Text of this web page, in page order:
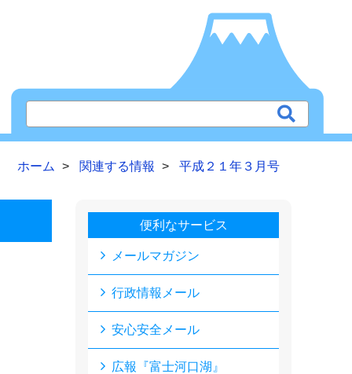
ホーム 関連する情報 平成２１年３月号
便利なサービス
メールマガジン
行政情報メール
安心安全メール
広報『富士河口湖』